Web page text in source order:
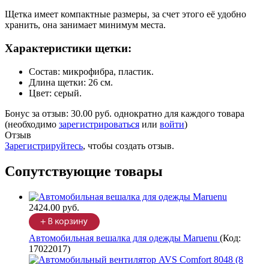
Щетка имеет компактные размеры, за счет этого её удобно
хранить, она занимает минимум места.
Характеристики щетки:
Состав: микрофибра, пластик.
Длина щетки: 26 см.
Цвет: серый.
Бонус за отзыв: 30.00 руб. однократно для каждого товара
(необходимо зарегистрироваться или войти)
Отзыв
Зарегистрируйтесь, чтобы создать отзыв.
Сопутствующие товары
2424.00 руб.
Автомобильная вешалка для одежды Maruenu (Код:
17022017)